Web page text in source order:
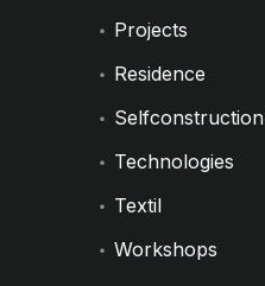
Projects
Residence
Selfconstruction
Technologies
Textil
Workshops